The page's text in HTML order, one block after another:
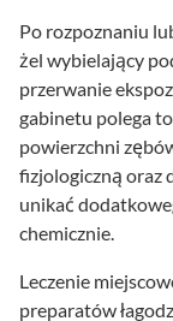
Po rozpoznaniu
żel wybielający
przerwanie
gabinetu polega
powierzchni
fizjologiczną oraz
unikać
chemicznie.
Leczenie
preparatów